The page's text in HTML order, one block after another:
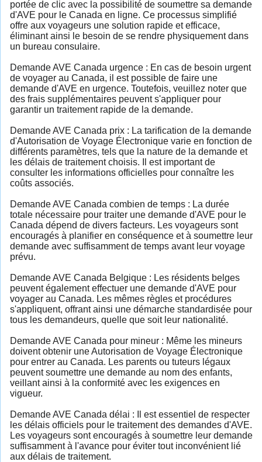
portée de clic avec la possibilité de soumettre sa demande
d'AVE pour le Canada en ligne. Ce processus simplifié
offre aux voyageurs une solution rapide et efficace,
éliminant ainsi le besoin de se rendre physiquement dans
un bureau consulaire.
Demande AVE Canada urgence : En cas de besoin urgent
de voyager au Canada, il est possible de faire une
demande d'AVE en urgence. Toutefois, veuillez noter que
des frais supplémentaires peuvent s'appliquer pour
garantir un traitement rapide de la demande.
Demande AVE Canada prix : La tarification de la demande
d'Autorisation de Voyage Électronique varie en fonction de
différents paramètres, tels que la nature de la demande et
les délais de traitement choisis. Il est important de
consulter les informations officielles pour connaître les
coûts associés.
Demande AVE Canada combien de temps : La durée
totale nécessaire pour traiter une demande d'AVE pour le
Canada dépend de divers facteurs. Les voyageurs sont
encouragés à planifier en conséquence et à soumettre leur
demande avec suffisamment de temps avant leur voyage
prévu.
Demande AVE Canada Belgique : Les résidents belges
peuvent également effectuer une demande d'AVE pour
voyager au Canada. Les mêmes règles et procédures
s'appliquent, offrant ainsi une démarche standardisée pour
tous les demandeurs, quelle que soit leur nationalité.
Demande AVE Canada pour mineur : Même les mineurs
doivent obtenir une Autorisation de Voyage Électronique
pour entrer au Canada. Les parents ou tuteurs légaux
peuvent soumettre une demande au nom des enfants,
veillant ainsi à la conformité avec les exigences en
vigueur.
Demande AVE Canada délai : Il est essentiel de respecter
les délais officiels pour le traitement des demandes d'AVE.
Les voyageurs sont encouragés à soumettre leur demande
suffisamment à l'avance pour éviter tout inconvénient lié
aux délais de traitement.